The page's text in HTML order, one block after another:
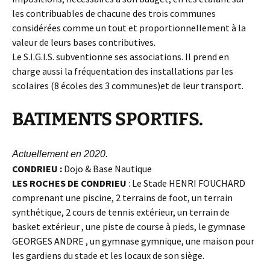
les contribuables de chacune des trois communes
considérées comme un tout et proportionnellement à la
valeur de leurs bases contributives.
Le S.I.G.I.S. subventionne ses associations. Il prend en
charge aussi la fréquentation des installations par les
scolaires (8 écoles des 3 communes)et de leur transport.
BATIMENTS SPORTIFS.
Actuellement en 2020.
CONDRIEU : Dojo & Base Nautique
LES ROCHES DE CONDRIEU : Le Stade HENRI FOUCHARD
comprenant une piscine, 2 terrains de foot, un terrain
synthétique, 2 cours de tennis extérieur, un terrain de
basket extérieur , une piste de course à pieds, le gymnase
GEORGES ANDRE , un gymnase gymnique, une maison pour
les gardiens du stade et les locaux de son siège.